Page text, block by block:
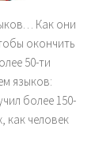
Как они
окончить
50-ти
языков:
более 150-
как человек